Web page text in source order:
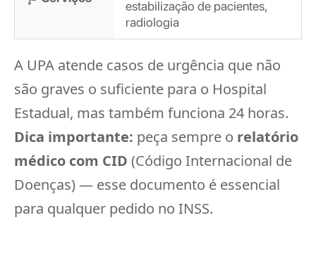
estabilização de pacientes,
radiologia
A UPA atende casos de urgência que não
são graves o suficiente para o Hospital
Estadual, mas também funciona 24 horas.
Dica importante: peça sempre o relatório
médico com CID (Código Internacional de
Doenças) — esse documento é essencial
para qualquer pedido no INSS.